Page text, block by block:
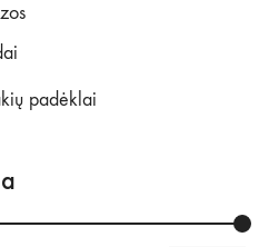
padėklai